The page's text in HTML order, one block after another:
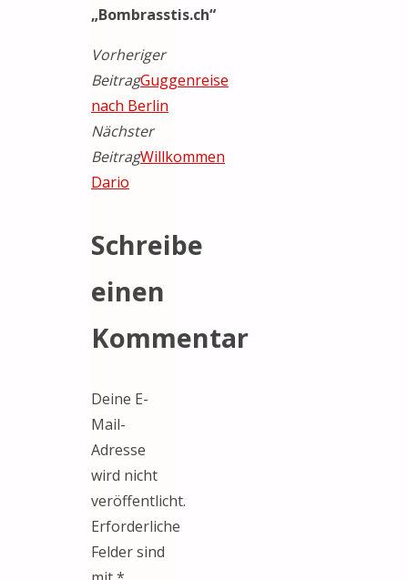
„Bombrasstis.ch“
Vorheriger
BeitragGuggenreise
nach Berlin
Nächster
BeitragWillkommen
Dario
Schreibe
einen
Kommentar
Deine E-
Mail-
Adresse
wird nicht
veröffentlicht.
Erforderliche
Felder sind